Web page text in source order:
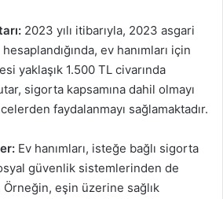
2023 yılı itibarıyla, 2023 asgari
ev hanımları için
yaklaşık 1.500 TL civarında
sigorta kapsamına dahil olmayı
faydalanmayı sağlamaktadır.
Ev hanımları, isteğe bağlı sigorta
güvenlik sistemlerinden de
eşin üzerine sağlık